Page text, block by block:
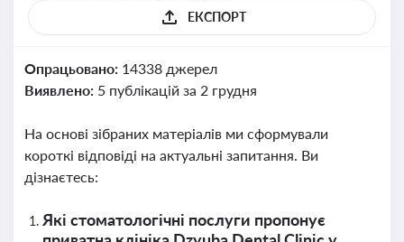
ЕКСПОРТ
Опрацьовано: 14338 джерел
Виявлено: 5 публікацій за 2 грудня
На основі зібраних матеріалів ми сформували
короткі відповіді на актуальні запитання. Ви
дізнаєтесь:
Які стоматологічні послуги пропонує